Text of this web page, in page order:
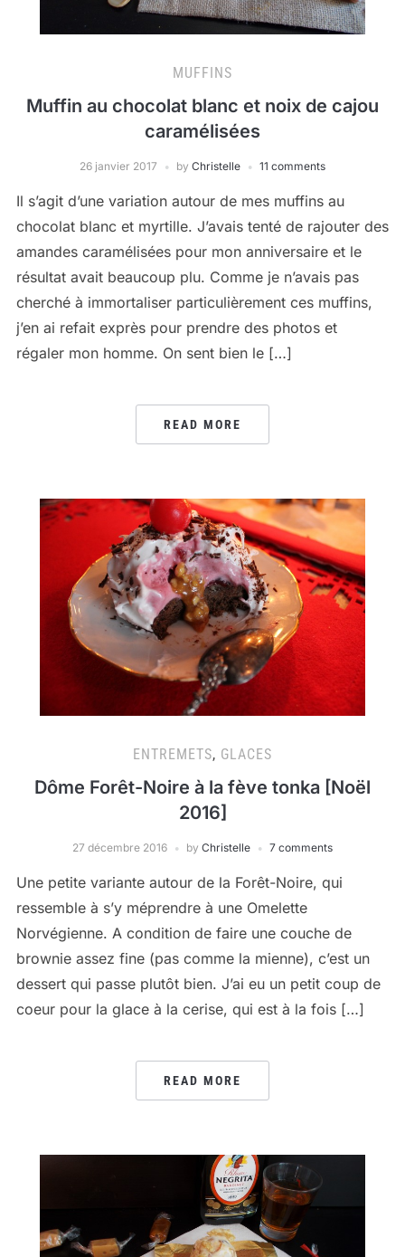
MUFFINS
Muffin au chocolat blanc et noix de cajou
caramélisées
26 janvier 2017 by Christelle 11 comments
Il s’agit d’une variation autour de mes muffins au
chocolat blanc et myrtille. J’avais tenté de rajouter des
amandes caramélisées pour mon anniversaire et le
résultat avait beaucoup plu. Comme je n’avais pas
cherché à immortaliser particulièrement ces muffins,
j’en ai refait exprès pour prendre des photos et
régaler mon homme. On sent bien le […]
READ MORE
ENTREMETS, GLACES
Dôme Forêt-Noire à la fève tonka [Noël
2016]
27 décembre 2016 by Christelle 7 comments
Une petite variante autour de la Forêt-Noire, qui
ressemble à s’y méprendre à une Omelette
Norvégienne. A condition de faire une couche de
brownie assez fine (pas comme la mienne), c’est un
dessert qui passe plutôt bien. J’ai eu un petit coup de
coeur pour la glace à la cerise, qui est à la fois […]
READ MORE